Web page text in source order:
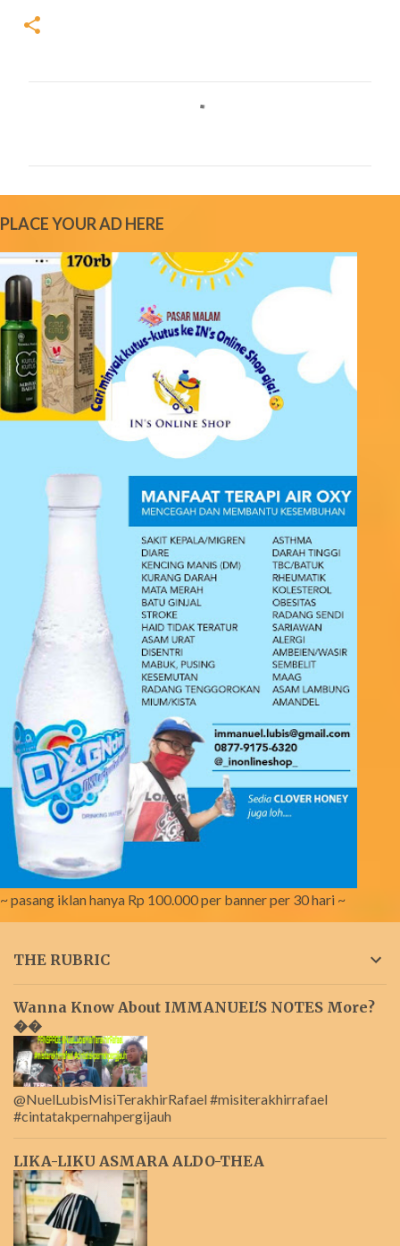
n
t
s
PLACE YOUR AD HERE
~ pasang iklan hanya Rp 100.000 per banner per 30 hari ~
THE RUBRIC
Wanna Know About IMMANUEL'S NOTES More?
��
@NuelLubisMisiTerakhirRafael #misiterakhirrafael
#cintatakpernahpergijauh
LIKA-LIKU ASMARA ALDO-THEA